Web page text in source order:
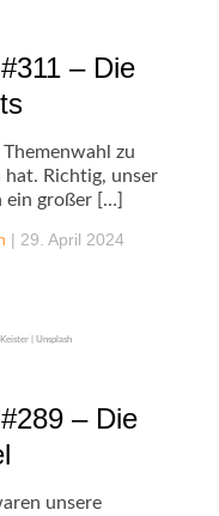
– Die
zu
hat. Richtig, unser
ein großer […]
| 29. April 2024
| Unsplash
– Die
unsere